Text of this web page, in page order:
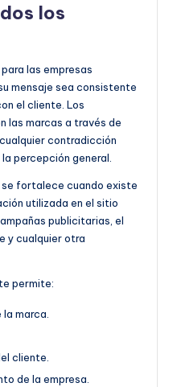
los
las empresas
mensaje sea consistente
el cliente. Los
las marcas a través de
contradicción
percepción general.
fortalece cuando existe
utilizada en el sitio
publicitarias, el
y cualquier otra
permite:
marca.
cliente.
de la empresa.